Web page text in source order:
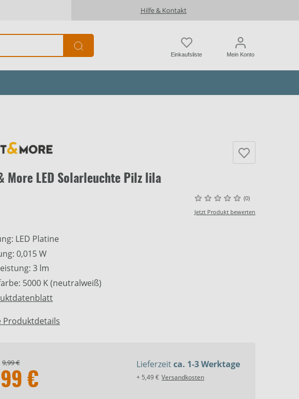
Hilfe & Kontakt
Einkaufsliste Mein Konto
More LED Solarleuchte Pilz lila
(0)
Jetzt Produkt bewerten
LED Platine
0,015 W
3 lm
5000 K (neutralweiß)
Produktdetails
€
9,99 € Lieferzeitca. 1-3 Werktage
+ 5,49 € Versandkosten